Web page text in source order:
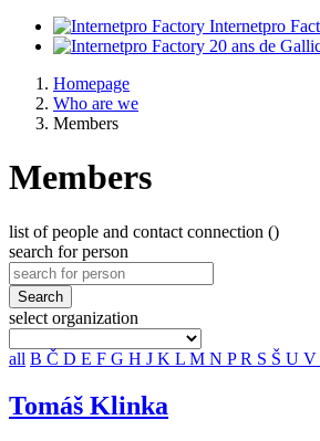
Internetpro
20 ans de
Homepage
Who are we
Members
Members
list of people and contact connection ()
search for person
Search
select organization
all B Č D E F G H J K L M N PR S Š U V
Tomáš Klinka